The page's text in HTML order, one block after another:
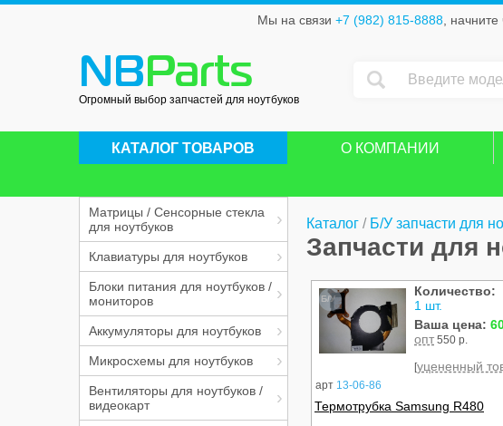
Мы на связи +7 (982) 815-8888, начните
NB Parts
Огромный выбор запчастей для ноутбуков
КАТАЛОГ ТОВАРОВ О КОМПАНИИ
Матрицы / Сенсорные стекла
для ноутбуков
Клавиатуры для ноутбуков
Блоки питания для ноутбуков /
мониторов
Аккумуляторы для ноутбуков
Микросхемы для ноутбуков
Вентиляторы для ноутбуков /
видеокарт
Каталог / Б/У запчасти для
Запчасти для
Б/У
арт 13-06-86
Количество:
1 шт.
Ваша цена:
опт 550 р.
[уцененный
Термотрубка Samsung R480